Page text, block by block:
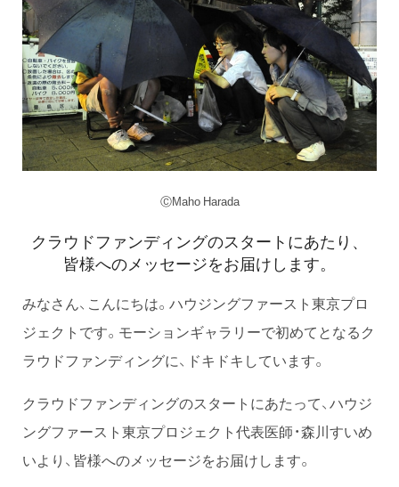
ⒸMaho Harada
クラウドファンディングのスタートにあたり、
皆様へのメッセージをお届けします。
みなさん、こんにちは。ハウジングファースト東京プロ
ジェクトです。モーションギャラリーで初めてとなるク
ラウドファンディングに、ドキドキしています。
クラウドファンディングのスタートにあたって、ハウジ
ングファースト東京プロジェクト代表医師・森川すいめ
いより、皆様へのメッセージをお届けします。